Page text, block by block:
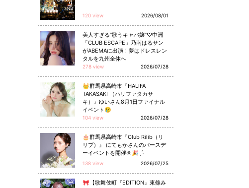
120 view 2026/08/01
美人すぎる“歌うキャバ嬢”♡中洲
「CLUB ESCAPE」乃南はるサン
がABEMAに出演！夢はドレスレン
タルを九州全体へ
278 view 2026/07/28
👑群馬県高崎市『HALIFA
TAKASAKI （ハリファタカサ
キ）』ゆいさん8月1日ファイナル
イベント😢
104 view 2026/07/28
🎂群馬県高崎市『Club Rilib（リ
リブ）』 にてもかさんのバースデ
ーイベントを開催ꔛ🎉ˎˊ˗
138 view 2026/07/25
🎀【歌舞伎町『EDITION』東條み